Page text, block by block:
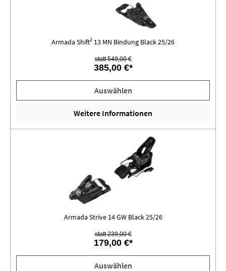
Armada Shift² 13 MN Bindung Black 25/26
statt 549,00 €
385,00 €*
Auswählen
Weitere Informationen
Armada Strive 14 GW Black 25/26
statt 239,00 €
179,00 €*
Auswählen